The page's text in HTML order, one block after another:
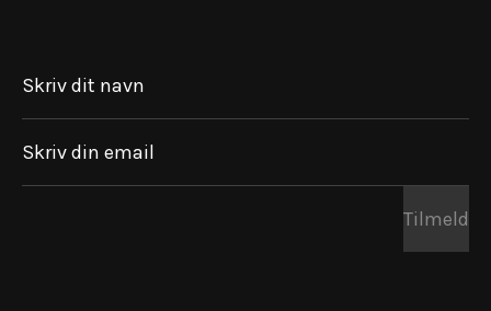
Skriv dit navn
Skriv din email
Tilmeld